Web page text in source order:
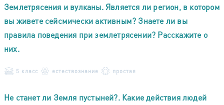
Землетрясения и вулканы. Является ли регион, в котором
вы живете сейсмически активным? Знаете ли вы
правила поведения при землетрясении? Расскажите о
них.
5 класс естествознание простая
Не станет ли Земля пустыней?. Какие действия людей